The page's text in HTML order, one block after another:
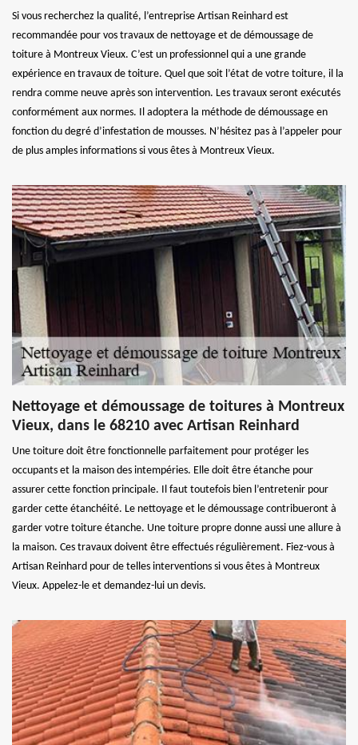
Si vous recherchez la qualité, l’entreprise Artisan Reinhard est
recommandée pour vos travaux de nettoyage et de démoussage de
toiture à Montreux Vieux. C’est un professionnel qui a une grande
expérience en travaux de toiture. Quel que soit l’état de votre toiture, il la
rendra comme neuve après son intervention. Les travaux seront exécutés
conformément aux normes. Il adoptera la méthode de démoussage en
fonction du degré d’infestation de mousses. N’hésitez pas à l’appeler pour
de plus amples informations si vous êtes à Montreux Vieux.
Nettoyage et démoussage de toitures à Montreux
Vieux, dans le 68210 avec Artisan Reinhard
Une toiture doit être fonctionnelle parfaitement pour protéger les
occupants et la maison des intempéries. Elle doit être étanche pour
assurer cette fonction principale. Il faut toutefois bien l’entretenir pour
garder cette étanchéité. Le nettoyage et le démoussage contribueront à
garder votre toiture étanche. Une toiture propre donne aussi une allure à
la maison. Ces travaux doivent être effectués régulièrement. Fiez-vous à
Artisan Reinhard pour de telles interventions si vous êtes à Montreux
Vieux. Appelez-le et demandez-lui un devis.